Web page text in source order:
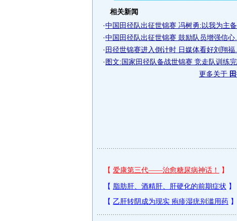
相关新闻
·中国田径队出征世锦赛 冯树勇:以我为主
·中国田径队出征世锦赛 鼓励队员增强信心...
· 田径世锦赛进入倒计时 日媒体看好刘翔福...
·图文:国家田径队备战世锦赛 竞走队训练
更多关于